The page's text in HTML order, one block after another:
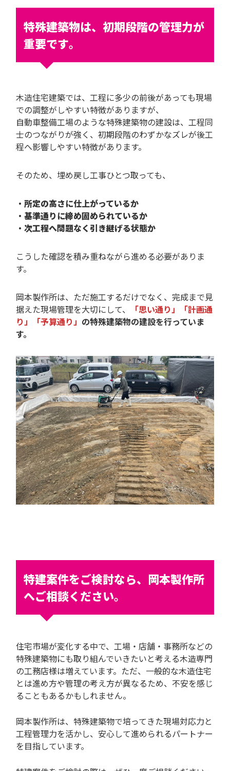
特殊建築物は、初期段階の管理力が
重要です。
木造住宅建築では、工程に多少の前後があっても現場
での調整がしやすい特徴がありますが、
自動車整備工場のような特殊建築物の建設は、工程同
士のつながりが強く、初期段階のわずかなズレが後工
程へ影響しやすい特徴があります。
そのため、埋め戻し工事ひとつ取っても、
・ 所定の高さに仕上がっているか
・ 基準通りに締め固められているか
・ 次工程へ問題なく引き継げる状態か
こうした確認を積み重ねながら進める必要がありま
す。
岡本製作所は、ただ施工するだけでなく、完成まで見
据えた現場管理を大切にして、
「思い通り」「計画通
り」「予算通り」 の特殊建築物の建設を行っていま
す。
特建案件をご検討なら、岡本製作所
へご相談ください。
住宅市場が変化する中で、工場・店舗・事務所などの
特殊建築物にも取り組んでいきたいと考える木造専門
の工務店様は増えています。ただ、一般的な木造住宅
とは進め方や管理の考え方が異なるため、不安を感じ
ることもあるかもしれません。
岡本製作所は、特殊建築物で培ってきた現場対応力と
工程管理力を活かし、安心して進められるパートナー
を目指しています。